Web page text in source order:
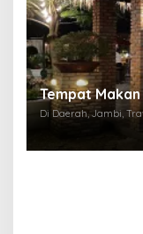
Tempat
Di Daerah, Jambi,